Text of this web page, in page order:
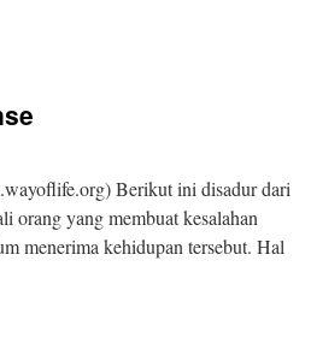
Berikut ini disadur dari
orang yang membuat kesalahan
menerima kehidupan tersebut. Hal